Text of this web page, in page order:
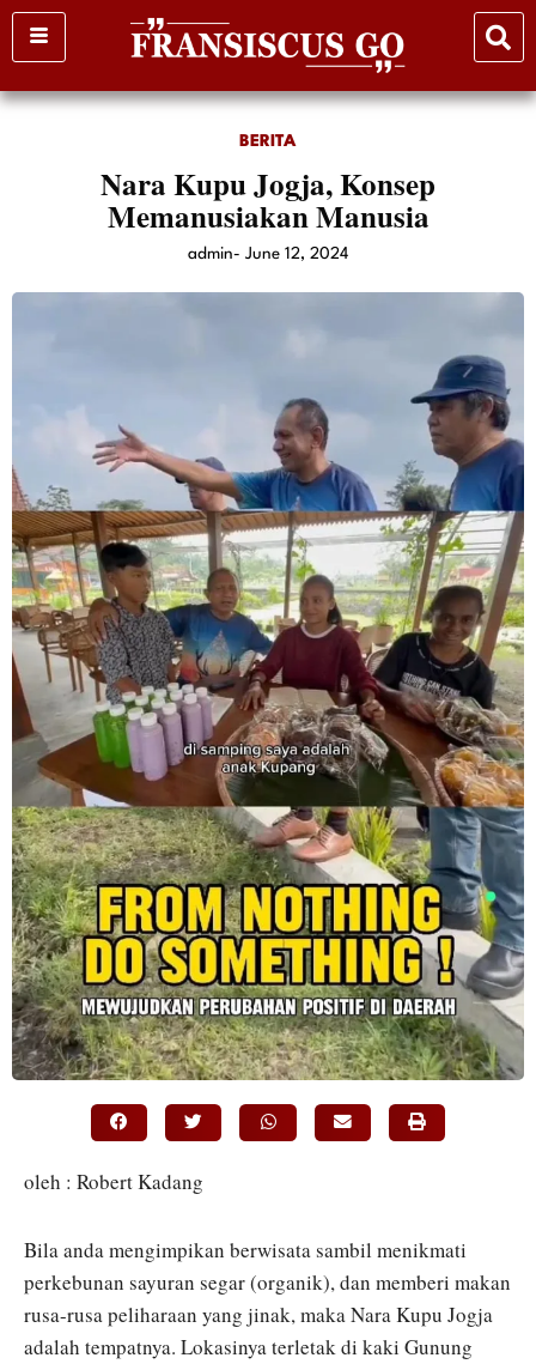
Skip
to
BERITA
Nara Kupu Jogja, Konsep
Memanusiakan Manusia
admin- June 12, 2024
oleh : Robert Kadang
Bila anda mengimpikan berwisata sambil menikmati
perkebunan sayuran segar (organik), dan memberi makan
rusa-rusa peliharaan yang jinak, maka Nara Kupu Jogja
adalah tempatnya. Lokasinya terletak di kaki Gunung